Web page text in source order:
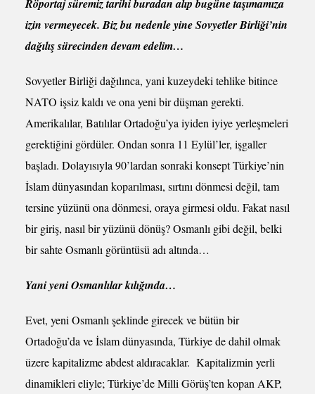
Röportaj süremiz tarihi buradan alıp bugüne taşımamıza
izin vermeyecek. Biz bu nedenle yine Sovyetler Birliği’nin
dağılış sürecinden devam edelim…
Sovyetler Birliği dağılınca, yani kuzeydeki tehlike bitince
NATO işsiz kaldı ve ona yeni bir düşman gerekti.
Amerikalılar, Batılılar Ortadoğu’ya iyiden iyiye yerleşmeleri
gerektiğini gördüler. Ondan sonra 11 Eylül’ler, işgaller
başladı. Dolayısıyla 90’lardan sonraki konsept Türkiye’nin
İslam dünyasından koparılması, sırtını dönmesi değil, tam
tersine yüzünü ona dönmesi, oraya girmesi oldu. Fakat nasıl
bir giriş, nasıl bir yüzünü dönüş? Osmanlı gibi değil, belki
bir sahte Osmanlı görüntüsü adı altında…
Yani yeni Osmanlılar kılığında…
Evet, yeni Osmanlı şeklinde girecek ve bütün bir
Ortadoğu’da ve İslam dünyasında, Türkiye de dahil olmak
üzere kapitalizme abdest aldıracaklar. Kapitalizmin yerli
dinamikleri eliyle; Türkiye’de Milli Görüş’ten kopan AKP,